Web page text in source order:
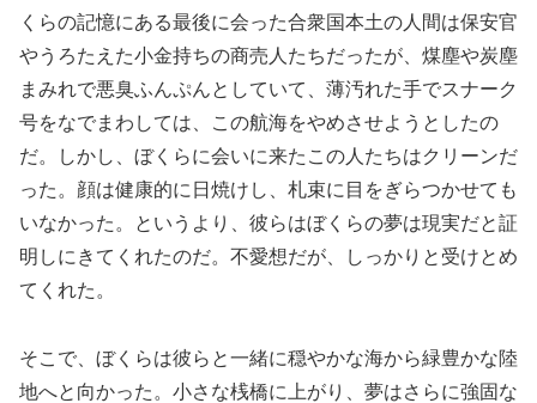
くらの記憶にある最後に会った合衆国本土の人間は保安官
やうろたえた小金持ちの商売人たちだったが、煤塵や炭塵
まみれで悪臭ふんぷんとしていて、薄汚れた手でスナーク
号をなでまわしては、この航海をやめさせようとしたの
だ。しかし、ぼくらに会いに来たこの人たちはクリーンだ
った。顔は健康的に日焼けし、札束に目をぎらつかせても
いなかった。というより、彼らはぼくらの夢は現実だと証
明しにきてくれたのだ。不愛想だが、しっかりと受けとめ
てくれた。
そこで、ぼくらは彼らと一緒に穏やかな海から緑豊かな陸
地へと向かった。小さな桟橋に上がり、夢はさらに強固な